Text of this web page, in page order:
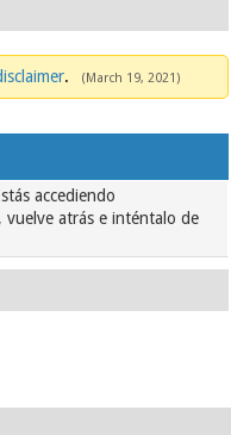
. (March 19, 2021)
accediendo
atrás e inténtalo de